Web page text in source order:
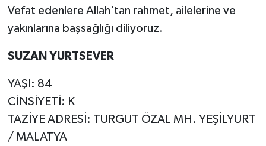
Vefat edenlere Allah'tan rahmet, ailelerine ve
yakınlarına başsağlığı diliyoruz.
SUZAN YURTSEVER
YAŞI: 84
CİNSİYETİ: K
TAZİYE ADRESİ: TURGUT ÖZAL MH. YEŞİLYURT
/ MALATYA